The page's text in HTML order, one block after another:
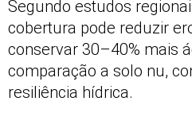
Segundo estudos
cobertura pode reduzir
conservar 30–40% mais
comparação a solo nu,
resiliência hídrica.